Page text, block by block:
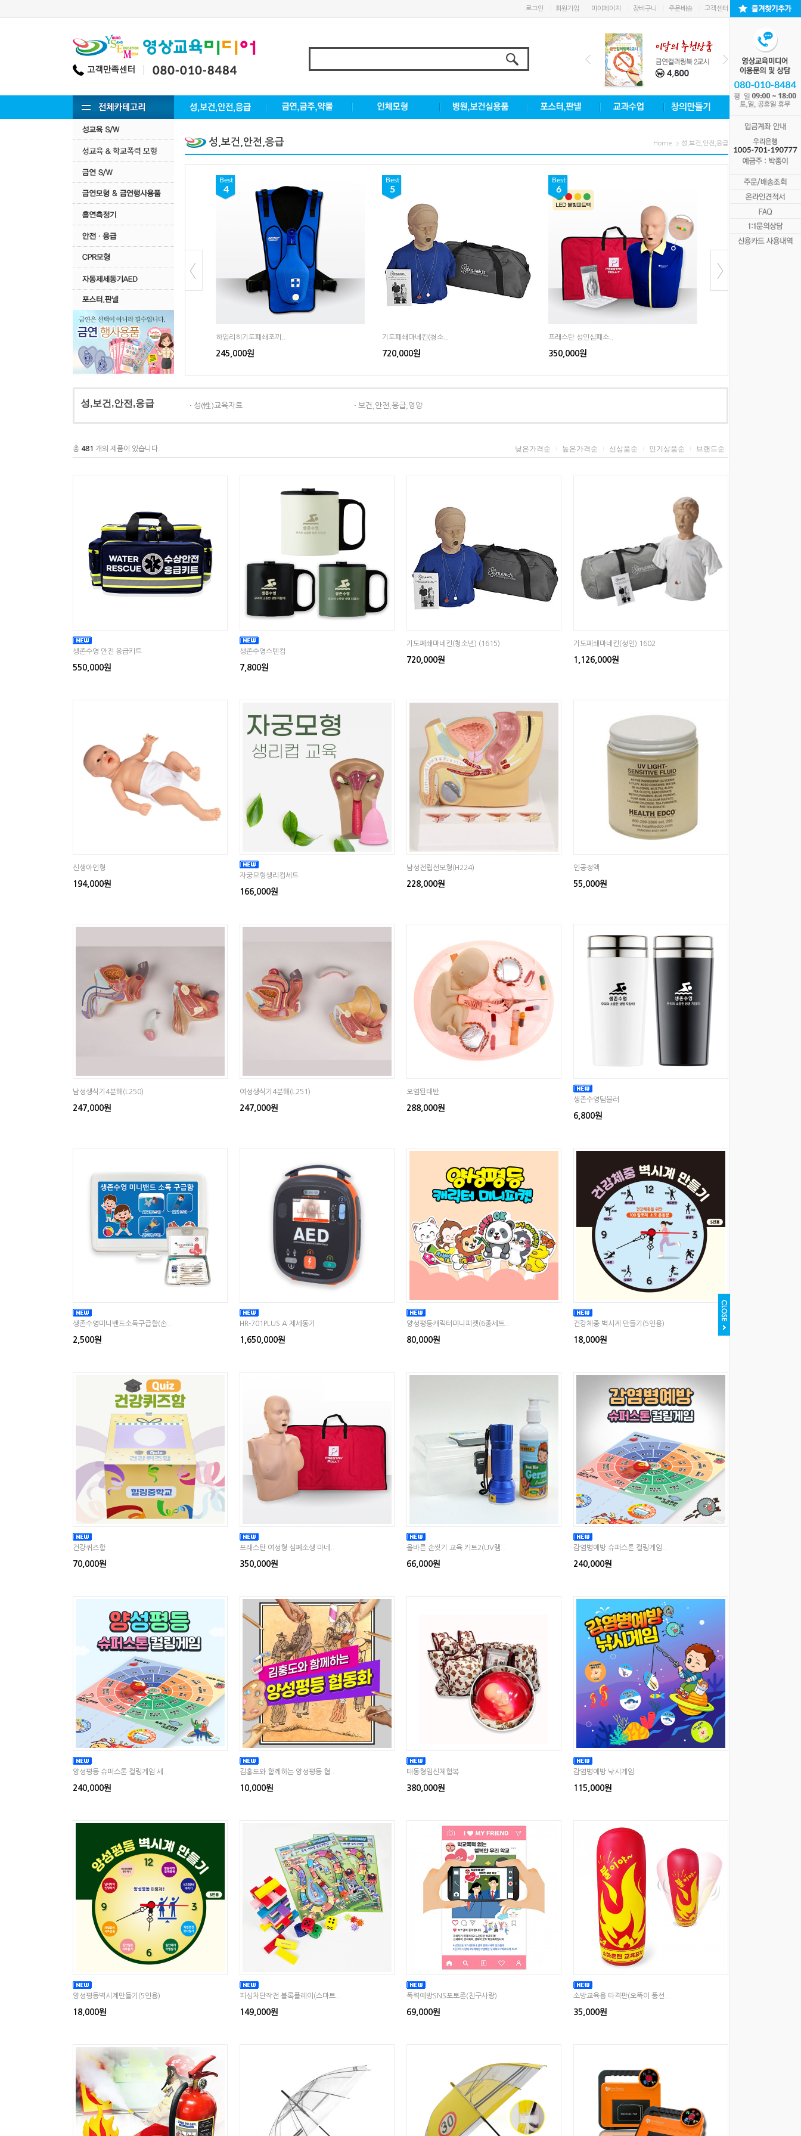
로그인 회원가입 마이페이지 장바구니 주문배송 고객센터
Home 성,보건,안전,응급
성,보건,안전,응급
하임리히기도폐쇄조끼..
230,000원
Best
4
하임리히기도폐쇄조끼..
245,000원
Best
5
기도폐쇄마네킨(청소..
720,000원
Best
6
프래스탄 성인심폐소..
350,000원
성,보건,안전,응급 성(性)교육자료 보건,안전,응급,영양
낮은가격순 높은가격순 신상품순 인기상품순 브랜드순
총 481 개의 제품이 있습니다.
생존수영 안전 응급키트
550,000원
생존수영스텐컵
7,800원
기도폐쇄마네킨(청소년) (1615)
720,000원
기도폐쇄마네킨(성인) 1602
1,126,000원
신생아인형
194,000원
자궁모형생리컵세트
166,000원
남성전립선모형(H224)
228,000원
인공정액
55,000원
남성생식기4분해(L250)
247,000원
여성생식기4분해(L251)
247,000원
오염된태반
288,000원
생존수영텀블러
6,800원
생존수영미니밴드소독구급함(손..
2,500원
HR-701PLUS A 제세동기
1,650,000원
양성평등캐릭터미니피켓(6종세트..
80,000원
건강체중 벽시계 만들기(5인용)
18,000원
건강퀴즈함
70,000원
프래스탄 여성형 심폐소생 마네..
350,000원
올바른 손씻기 교육 키트2(UV램..
66,000원
감염병예방 슈퍼스톤 컬링게임..
240,000원
양성평등 슈퍼스톤 컬링게임 세..
240,000원
김홍도와 함께하는 양성평등 협..
10,000원
태동형임신체험복
380,000원
감염병예방 낚시게임
115,000원
양성평등벽시계만들기(5인용)
18,000원
피싱차단작전 블록플레이(스마트..
149,000원
폭력예방SNS포토존(친구사랑)
69,000원
소방교육용 타격판(오뚝이 풍선..
35,000원